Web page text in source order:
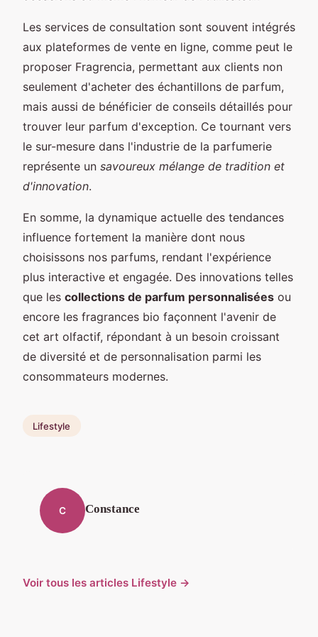
Les services de consultation sont souvent intégrés
aux plateformes de vente en ligne, comme peut le
proposer Fragrencia, permettant aux clients non
seulement d'acheter des échantillons de parfum,
mais aussi de bénéficier de conseils détaillés pour
trouver leur parfum d'exception. Ce tournant vers
le sur-mesure dans l'industrie de la parfumerie
représente un savoureux mélange de tradition et
d'innovation.
En somme, la dynamique actuelle des tendances
influence fortement la manière dont nous
choisissons nos parfums, rendant l'expérience
plus interactive et engagée. Des innovations telles
que les collections de parfum personnalisées ou
encore les fragrances bio façonnent l'avenir de
cet art olfactif, répondant à un besoin croissant
de diversité et de personnalisation parmi les
consommateurs modernes.
Lifestyle
C Constance
Voir tous les articles Lifestyle →